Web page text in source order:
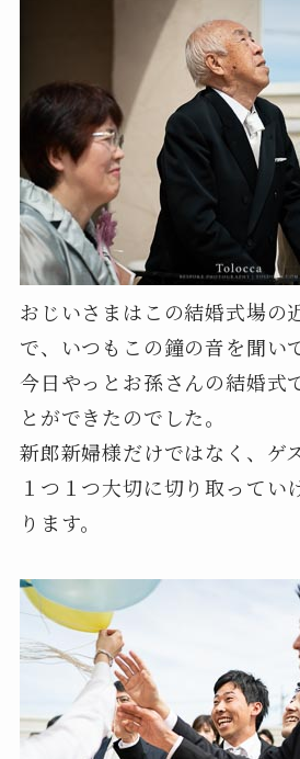
おじいさまはこの結婚式場の
で、いつもこの鐘の音を聞い
今日やっとお孫さんの結婚式
とができたのでした。
新郎新婦様だけではなく、ゲ
１つ１つ大切に切り取ってい
ります。